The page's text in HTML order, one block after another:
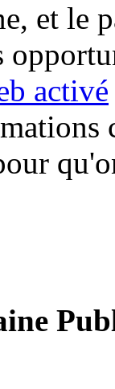
et le
activé